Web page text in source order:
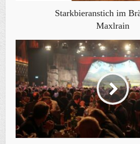
Starkbieranstich im
Maxlrain